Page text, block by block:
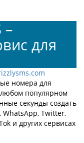
–
для
номера для
популярном
секунды создать
WhatsApp, Twitter,
и других сервисах